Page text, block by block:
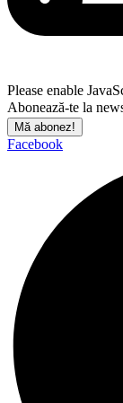
Please enable
Abonează-te la
Mă abonez!
Facebook